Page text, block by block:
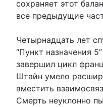
сохраняет этот
все предыдущие
Четырнадцать лет
“Пункт назначения
завершил цикл
Штайн умело
вместить
Смерть неуклонно